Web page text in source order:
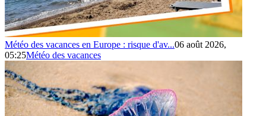
Météo des vacances en Europe : risque d'av...06 août 2026,
05:25Météo des vacances